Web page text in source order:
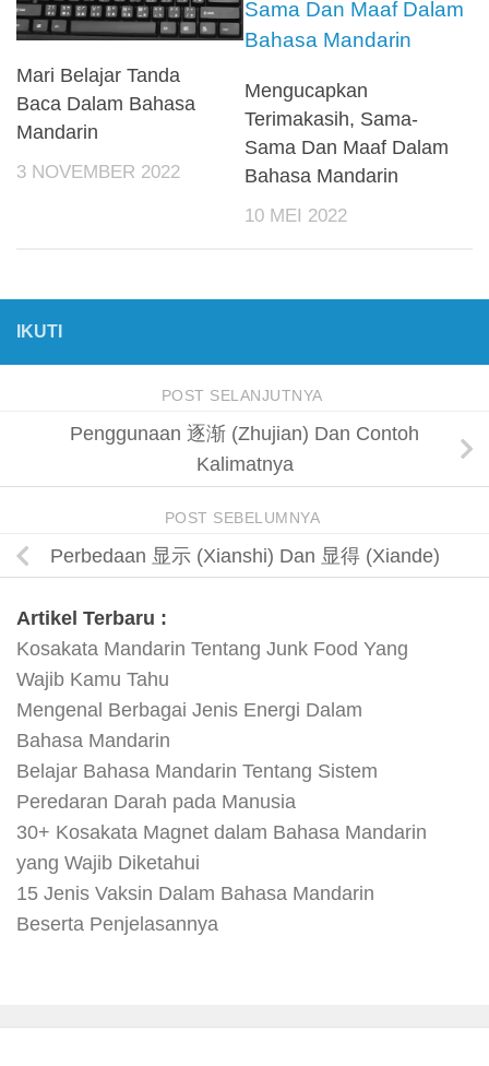
Mari Belajar Tanda
Baca Dalam Bahasa
Mandarin
3 NOVEMBER 2022
Mengucapkan
Terimakasih, Sama-
Sama Dan Maaf Dalam
Bahasa Mandarin
10 MEI 2022
IKUTI
POST SELANJUTNYA
Penggunaan 逐渐 (Zhujian) Dan Contoh
Kalimatnya
POST SEBELUMNYA
Perbedaan 显示 (Xianshi) Dan 显得 (Xiande)
Artikel Terbaru :
Kosakata Mandarin Tentang Junk Food Yang
Wajib Kamu Tahu
Mengenal Berbagai Jenis Energi Dalam
Bahasa Mandarin
Belajar Bahasa Mandarin Tentang Sistem
Peredaran Darah pada Manusia
30+ Kosakata Magnet dalam Bahasa Mandarin
yang Wajib Diketahui
15 Jenis Vaksin Dalam Bahasa Mandarin
Beserta Penjelasannya